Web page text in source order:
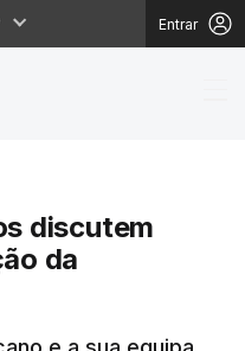
Entrar
discutem
da